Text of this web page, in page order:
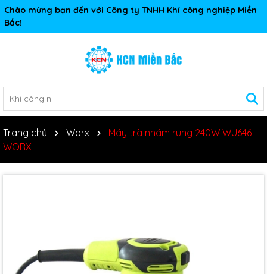
Chào mừng bạn đến với Công ty TNHH Khí công nghiệp Miền
Bắc!
Trang chủ Worx
Máy trà nhám rung 240W WU646 -
WORX